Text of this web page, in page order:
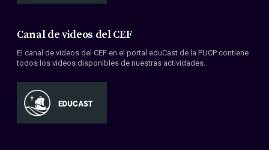
Canal de videos del CEF
El canal de videos del CEF en el portal eduCast de la PUCP contiene
todos los videos disponibles de nuestras actividades.